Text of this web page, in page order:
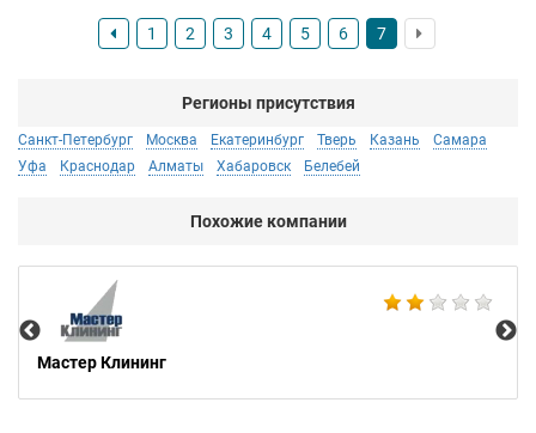
1 2 3 4 5 6 7
Регионы присутствия
Санкт-Петербург Москва Екатеринбург Тверь Казань
Самара
Уфа
Краснодар Алматы Хабаровск Белебей
Похожие компании
Мастер Клининг